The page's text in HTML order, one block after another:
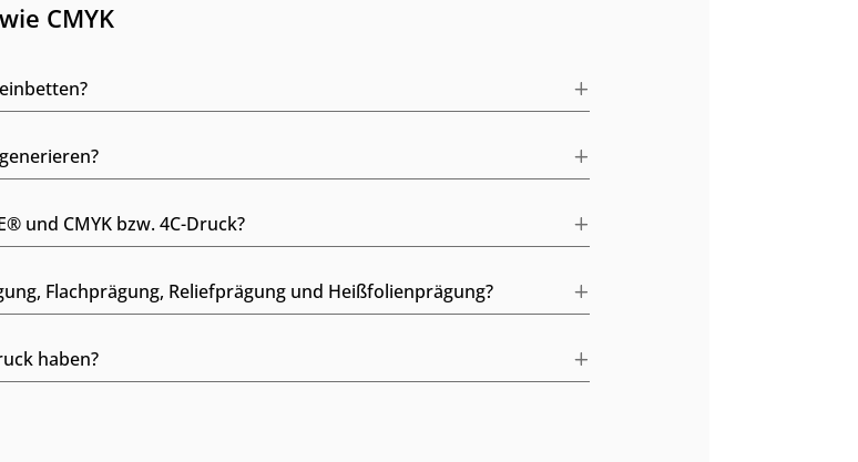
CMYK
und CMYK bzw. 4C-Druck?
Flachprägung, Reliefprägung und Heißfolienprägung?
haben?